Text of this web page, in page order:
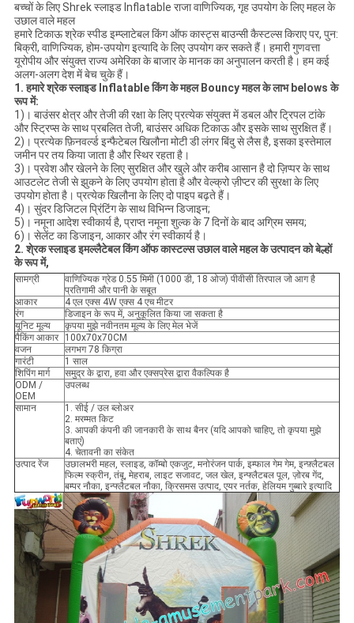
बच्चों के लिए Shrek स्लाइड Inflatable राजा वाणिज्यिक, गृह उपयोग के लिए महल के
उछाल वाले महल
हमारे टिकाऊ श्रेक स्पीड इम्प्लाटेबल किंग ऑफ कास्ट्स बाउन्सी कैस्टल्स किराए पर, पुन:
बिक्री, वाणिज्यिक, होम-उपयोग इत्यादि के लिए उपयोग कर सकते हैं। हमारी गुणवत्ता
यूरोपीय और संयुक्त राज्य अमेरिका के बाजार के मानक का अनुपालन करती है। हम कई
अलग-अलग देश में बेच चुके हैं।
1. हमारे श्रेक स्लाइड Inflatable किंग के महल Bouncy महल के लाभ belows के
रूप में:
1)। बाउंसर क्षेत्र और तेजी की रक्षा के लिए प्रत्येक संयुक्त में डबल और ट्रिपल टांके
और स्ट्रिप्स के साथ प्रबलित तेजी, बाउंसर अधिक टिकाऊ और इसके साथ सुरक्षित हैं।
2)। प्रत्येक फ़िनवर्ल्ड इन्फैटेबल खिलौना मोटी डी लंगर बिंदु से लैस है, इसका इस्तेमाल
जमीन पर तय किया जाता है और स्थिर रहता है।
3)। प्रवेश और खेलने के लिए सुरक्षित और खुले और करीब आसान है दो ज़िप्पर के साथ
आउटलेट तेजी से झुकने के लिए उपयोग होता है और वेल्क्रो ज़ीप्टर की सुरक्षा के लिए
उपयोग होता है। प्रत्येक खिलौना के लिए दो पाइप बढ़ते हैं।
4)। सुंदर डिजिटल प्रिंटिंग के साथ विभिन्न डिजाइन;
5)। नमूना आदेश स्वीकार्य है, प्राप्त नमूना शुल्क के 7 दिनों के बाद अग्रिम समय;
6)। सेलेंट का डिजाइन, आकार और रंग स्वीकार्य है।
2. शे्रक स्लाइड इमल्लैटेबल किंग ऑफ कास्टल्स उछाल वाले महल के उत्पादन को बेल्हों
के रूप में,
सामग्री
वाणिज्यिक ग्रेड 0.55 मिमी (1000 डी, 18 ओज) पीवीसी तिरपाल जो आग है
प्रतिगामी और पानी के सबूत
आकार
4 एल एक्स 4W एक्स 4 एच मीटर
रंग
डिजाइन के रूप में, अनुकूलित किया जा सकता है
यूनिट मूल्य
कृपया मुझे नवीनतम मूल्य के लिए मेल भेजें
पैकिंग आकार
100x70x70CM
वजन
लगभग 78 किग्रा
गारंटी
1 साल
शिपिंग मार्ग
समुद्र के द्वारा, हवा और एक्सप्रेस द्वारा वैकल्पिक है
ODM /
OEM
उपलब्ध
सामान
1. सीई / उल ब्लोअर
2. मरम्मत किट
3. आपकी कंपनी की जानकारी के साथ बैनर (यदि आपको चाहिए, तो कृपया मुझे
बताएं)
4. चेतावनी का संकेत
उत्पाद रेंज
उछालभरी महल, स्लाइड, कॉम्बो एकजुट, मनोरंजन पार्क, इम्फाल गेम गेम, इन्फ़्लैटबल
फिल्म स्क्रीन, तंबू, मेहराब, लाइट सजावट, जल खेल, इन्फ्लैटबल पूल, ज़ोरब गेंद,
बम्पर नौका, इन्फ्लैटबल नौका, क्रिसमस उत्पाद, एयर नर्तक, हेलियम गुब्बारे इत्यादि